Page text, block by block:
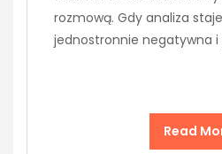
rozmową. Gdy analiza
jednostronnie negatywna i
Read